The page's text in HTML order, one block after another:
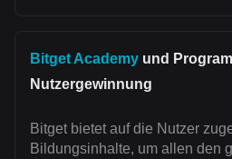
Bitget Academy und
Nutzergewinnung
Bitget bietet auf die Nutzer
Bildungsinhalte, um allen den